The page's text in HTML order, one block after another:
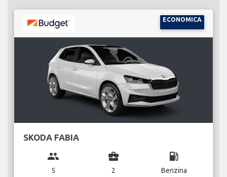
ECONOMICA
SKODA FABIA
group
5
business_center
2
local_gas_station
Benzina